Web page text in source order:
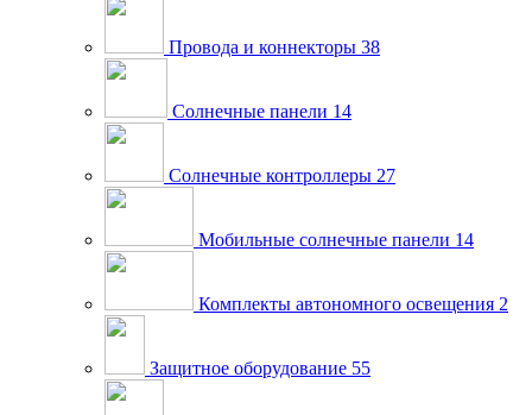
Провода и коннекторы 38
Солнечные панели 14
Солнечные контроллеры 27
Мобильные солнечные панели 14
Комплекты автономного освещения 2
Защитное оборудование 55